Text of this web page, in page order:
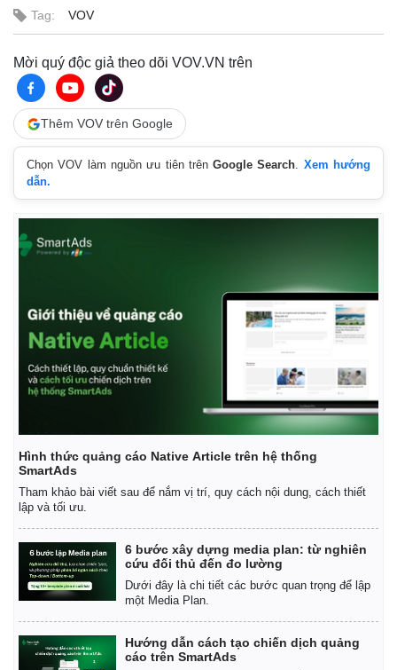
Thế giới
Hồ sơ
Tag: VOV
Mời quý độc giả theo dõi VOV.VN trên
Thêm VOV trên Google
Chọn VOV làm nguồn ưu tiên trênGoogle Search. Xem hướng
dẫn.
Hình thức quảng cáo Native Article trên hệ thống
SmartAds
Tham khảo bài viết sau để nắm vị trí, quy cách nội dung, cách thiết
lập và tối ưu.
6 bước xây dựng media plan: từ nghiên
cứu đối thủ đến đo lường
Dưới đây là chi tiết các bước quan trọng để lập
một Media Plan.
Hướng dẫn cách tạo chiến dịch quảng
cáo trên SmartAds